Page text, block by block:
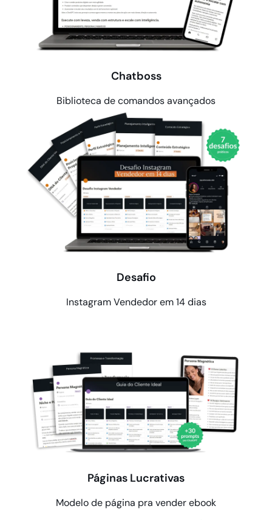
Chatboss
Biblioteca de comandos avançados
Desafio
Instagram Vendedor em 14 dias
Páginas Lucrativas
Modelo de página pra vender ebook